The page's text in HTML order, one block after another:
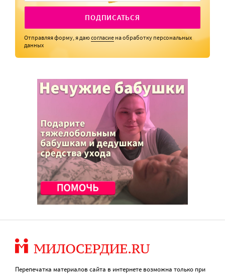
ПОДПИСАТЬСЯ
Отправляя форму, я даюсогласие на обработку персональных
данных
Перепечатка материалов сайта в интернете возможна только при